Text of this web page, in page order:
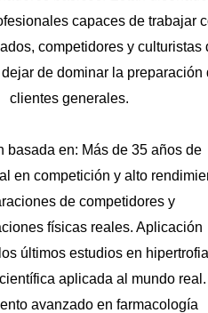
capaces de trabajar
competidores y culturistas
de dominar la preparación
clientes generales.
basada en: Más de 35 años de
en competición y alto
de competidores y
físicas reales. Aplicación
últimos estudios en
aplicada al mundo real.
avanzado en farmacología